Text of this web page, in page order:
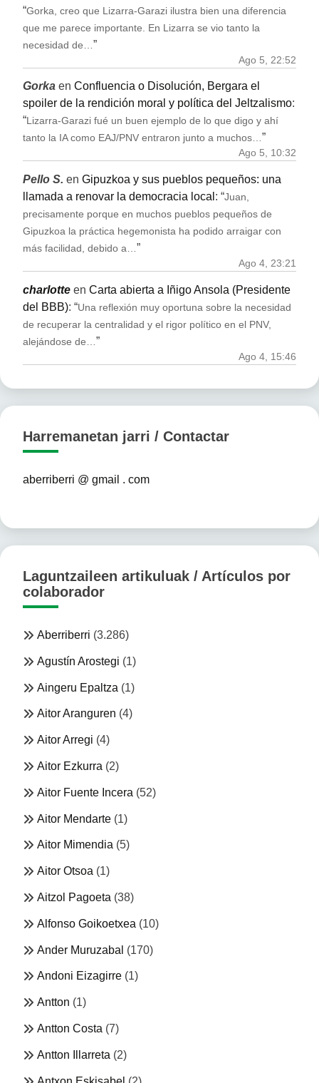
“Gorka, creo que Lizarra-Garazi ilustra bien una diferencia
que me parece importante. En Lizarra se vio tanto la
necesidad de… ”
Ago 5, 22:52
Gorka en Confluencia o Disolución, Bergara el
spoiler de la rendición moral y política del Jeltzalismo:
“Lizarra-Garazi fué un buen ejemplo de lo que digo y ahí
tanto la IA como EAJ/PNV entraron junto a muchos…”
Ago 5, 10:32
Pello S. en Gipuzkoa y sus pueblos pequeños: una
llamada a renovar la democracia local : “Juan,
precisamente porque en muchos pueblos pequeños de
Gipuzkoa la práctica hegemonista ha podido arraigar con
más facilidad, debido a…”
Ago 4, 23:21
charlotte en Carta abierta a Iñigo Ansola (Presidente
del BBB): “Una reflexión muy oportuna sobre la necesidad
de recuperar la centralidad y el rigor político en el PNV,
alejándose de… ”
Ago 4, 15:46
Harremanetan jarri / Contactar
aberriberri @ gmail . com
Laguntzaileen artikuluak / Artículos por
colaborador
Aberriberri (3.286)
Agustín Arostegi (1)
Aingeru Epaltza (1)
Aitor Aranguren (4)
Aitor Arregi (4)
Aitor Ezkurra (2)
Aitor Fuente Incera (52)
Aitor Mendarte (1)
Aitor Mimendia (5)
Aitor Otsoa (1)
Aitzol Pagoeta (38)
Alfonso Goikoetxea (10)
Ander Muruzabal (170)
Andoni Eizagirre (1)
Antton (1)
Antton Costa (7)
Antton Illarreta (2)